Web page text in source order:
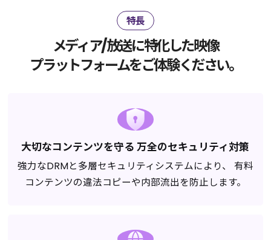
特長
メディア/放送に特化した映像
プラットフォームをご体験ください。
大切なコンテンツを守る 万全のセキュリティ対策
強力なDRMと多層セキュリティシステムにより、 有料
コンテンツの違法コピーや内部流出を防止します。